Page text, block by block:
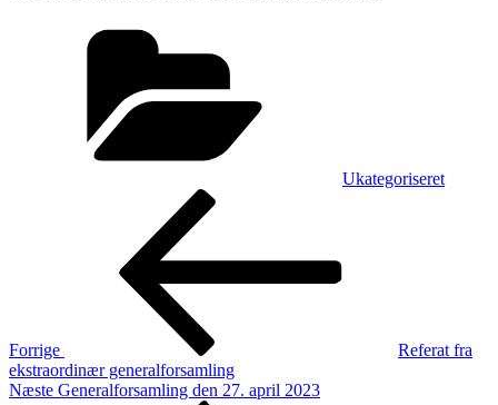
Ukategoriseret
Indlægsnavigation
Forrige
Referat fra
ekstraordinær generalforsamling
Næste
Næste Generalforsamling den 27. april 2023